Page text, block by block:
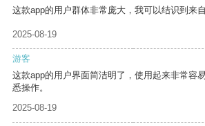
这款app的用户群体非常庞大，我可以结识到来
2025-08-19
游客
这款app的用户界面简洁明了，使用起来非常容
悉操作。
2025-08-19